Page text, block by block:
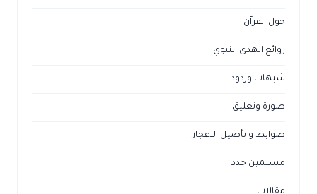
حول القراّن
روائع الهدى النبوي
شبهات وردود
صورة وتعليق
ضوابط و تأصيل الاعجاز
مسلمين جدد
مقالات